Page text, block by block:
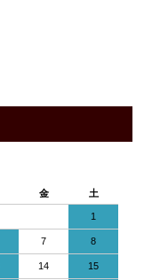
金 土
1
7 8
14 15